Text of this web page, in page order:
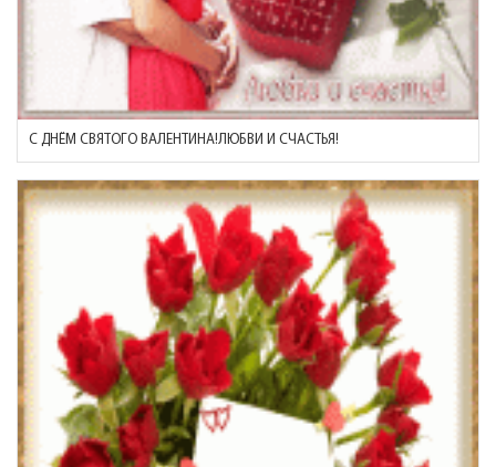
С ДНЁМ СВЯТОГО ВАЛЕНТИНА!ЛЮБВИ И СЧАСТЬЯ!